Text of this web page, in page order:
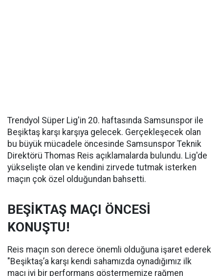
Trendyol Süper Lig'in 20. haftasında Samsunspor ile
Beşiktaş karşı karşıya gelecek. Gerçekleşecek olan
bu büyük mücadele öncesinde Samsunspor Teknik
Direktörü Thomas Reis açıklamalarda bulundu. Lig'de
yükselişte olan ve kendini zirvede tutmak isterken
maçın çok özel olduğundan bahsetti.
BEŞİKTAŞ MAÇI ÖNCESİ
KONUŞTU!
Reis maçın son derece önemli olduğuna işaret ederek
"Beşiktaş’a karşı kendi sahamızda oynadığımız ilk
maçı iyi bir performans göstermemize rağmen